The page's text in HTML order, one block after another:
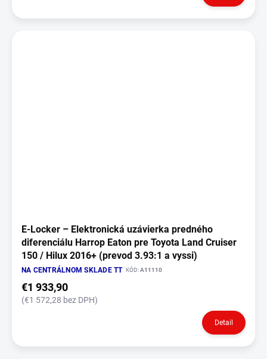
E‑Locker – Elektronická uzávierka predného
diferenciálu Harrop Eaton pre Toyota Land Cruiser
150 / Hilux 2016+ (prevod 3.93:1 a vyssi)
NA CENTRÁLNOM SKLADE TT KÓD:A11110
€1 933,90
(€1 572,28 bez DPH)
Detail